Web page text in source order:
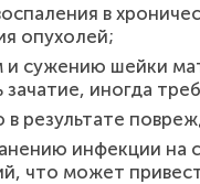
в
опухолей;
сужению шейки
зачатие, иногда
результате
инфекции на
что может